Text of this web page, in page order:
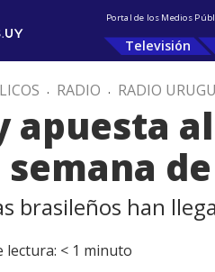
Portal de los Medios
Televisión
. RADIO . RADIO
apuesta
brasileños han
lectura: < 1 minuto